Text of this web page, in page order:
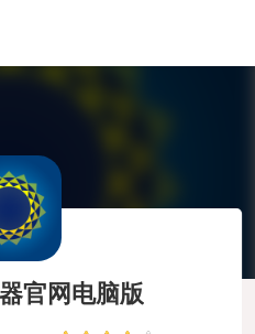
官网电脑版